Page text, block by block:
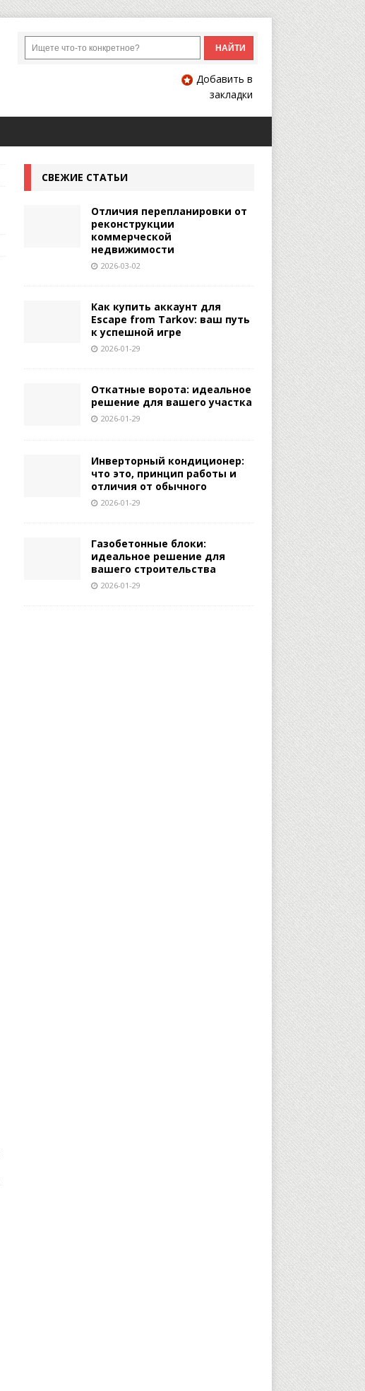
Добавить в
закладки
СВЕЖИЕ СТАТЬИ
Отличия перепланировки от
реконструкции
коммерческой
недвижимости
2026-03-02
Как купить аккаунт для
Escape from Tarkov: ваш путь
к успешной игре
2026-01-29
Откатные ворота: идеальное
решение для вашего участка
2026-01-29
Инверторный кондиционер:
что это, принцип работы и
отличия от обычного
2026-01-29
Газобетонные блоки:
идеальное решение для
вашего строительства
2026-01-29